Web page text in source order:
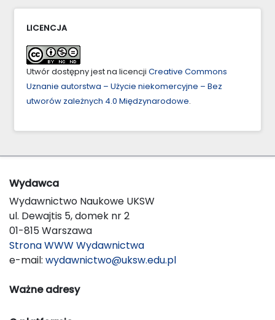
LICENCJA
Utwór dostępny jest na licencji Creative Commons
Uznanie autorstwa – Użycie niekomercyjne – Bez
utworów zależnych 4.0 Międzynarodowe.
Wydawca
Wydawnictwo Naukowe UKSW
ul. Dewajtis 5, domek nr 2
01-815 Warszawa
Strona WWW Wydawnictwa
e-mail: wydawnictwo@uksw.edu.pl
Ważne adresy